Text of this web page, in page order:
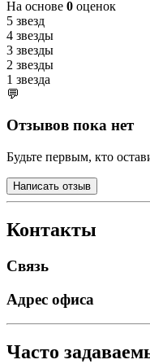
На основе 0 оценок
5 звезд
4 звезды
3 звезды
2 звезды
1 звезда
💬
Отзывов пока нет
Будьте первым, кто
Написать отзыв
Контакты
Связь
Адрес офиса
Часто